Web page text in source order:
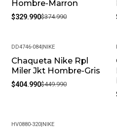
Hombre-Marron
$329.990$374.990
-10%
DD4746-084| NIKE
Chaqueta Nike Rpl
Miler Jkt Hombre-Gris
$404.990$449.990
HV0880-320| NIKE